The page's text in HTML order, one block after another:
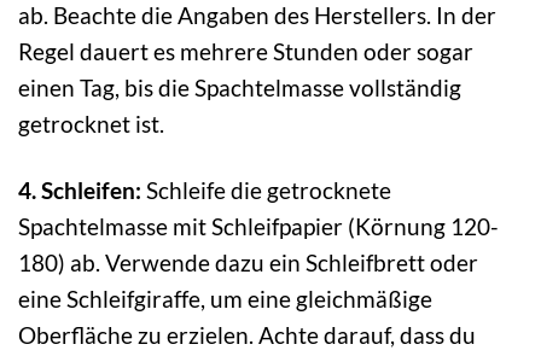
ab. Beachte die Angaben des Herstellers. In der
Regel dauert es mehrere Stunden oder sogar
einen Tag, bis die Spachtelmasse vollständig
getrocknet ist.
4. Schleifen: Schleife die getrocknete
Spachtelmasse mit Schleifpapier (Körnung 120-
180) ab. Verwende dazu ein Schleifbrett oder
eine Schleifgiraffe, um eine gleichmäßige
Oberfläche zu erzielen. Achte darauf, dass du